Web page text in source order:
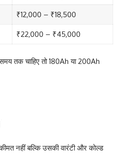
₹12,000 – ₹18,500
₹22,000 – ₹45,000
तक चाहिए तो 180Ah या 200Ah
नहीं बल्कि उसकी वारंटी और कोल्ड